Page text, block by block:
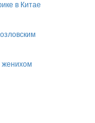
в Китае
женихом